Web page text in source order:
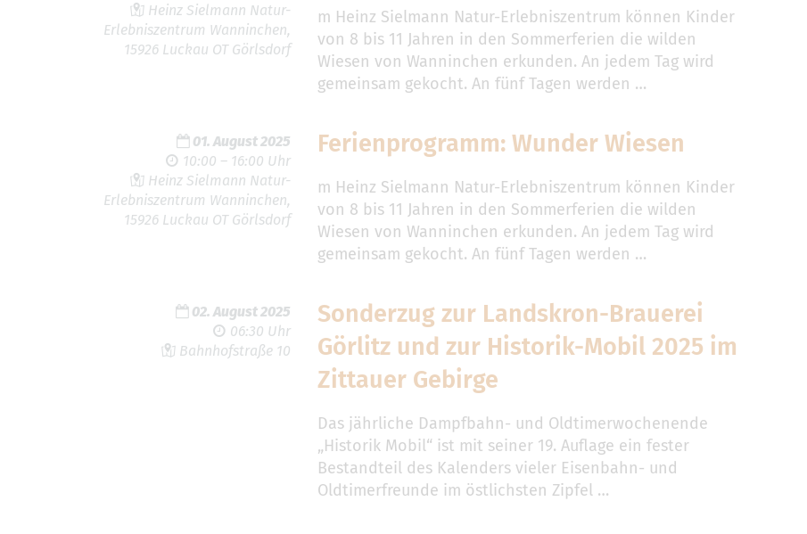
Heinz Sielmann Natur-
Erlebniszentrum Wanninchen,
15926 Luckau OT Görlsdorf
m Heinz Sielmann Natur-Erlebniszentrum können Kinder
von 8 bis 11 Jahren in den Sommerferien die wilden
Wiesen von Wanninchen erkunden. An jedem Tag wird
gemeinsam gekocht. An fünf Tagen werden …
01. August 2025
10:00 – 16:00 Uhr
Heinz Sielmann Natur-
Erlebniszentrum Wanninchen,
15926 Luckau OT Görlsdorf
Ferienprogramm: Wunder Wiesen
m Heinz Sielmann Natur-Erlebniszentrum können Kinder
von 8 bis 11 Jahren in den Sommerferien die wilden
Wiesen von Wanninchen erkunden. An jedem Tag wird
gemeinsam gekocht. An fünf Tagen werden …
02. August 2025
06:30 Uhr
Bahnhofstraße 10
Sonderzug zur Landskron-Brauerei
Görlitz und zur Historik-Mobil 2025 im
Zittauer Gebirge
Das jährliche Dampfbahn- und Oldtimerwochenende
„Historik Mobil“ ist mit seiner 19. Auflage ein fester
Bestandteil des Kalenders vieler Eisenbahn- und
Oldtimerfreunde im östlichsten Zipfel …